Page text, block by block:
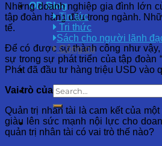
OD Blog
Tin tức
Tri thức
Sách cho người lãnh
Công cụ
Những doanh nghiệp gia đình lớn
tập đoàn hàng đầu trong ngành.
tế.
Để có được sự thành công như vậy,
sự trong sự phát triển của tập đoàn
Phát đã đầu tư hàng triệu USD vào
Vai trò của quản trị nhân tài
Quản trị nhân tài là cam kết của
giàu lên sức mạnh nội lực cho
quản trị nhân tài có vai trò thế nào?